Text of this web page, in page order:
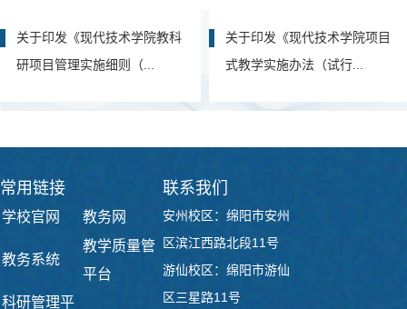
关于印发《现代技术学院教科
研项目管理实施细则（...
关于印发《现代技术学院项目
式教学实施办法（试行...
常用链接
学校官网 教务网
教务系统
教学质量管
平台
科研管理平
联系我们
安州校区：绵阳市安州
区滨江西路北段11号
游仙校区：绵阳市游仙
区三星路11号